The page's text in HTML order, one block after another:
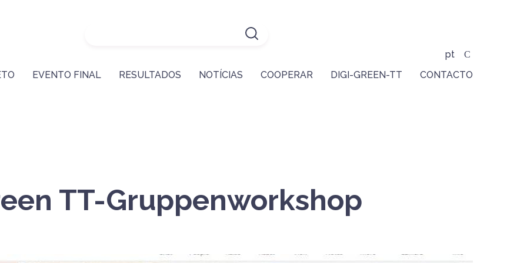
pt
EVENTO FINAL RESULTADOS NOTÍCIAS COOPERAR DIGI-GREEN-TT CONTACTO
TT-Gruppenworkshop